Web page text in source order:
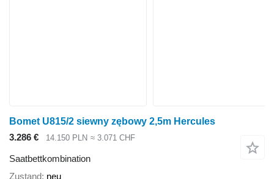
Bomet U815/2 siewny zębowy 2,5m Hercules
3.286 €
14.150 PLN ≈ 3.071 CHF
Saatbettkombination
Zustand neu